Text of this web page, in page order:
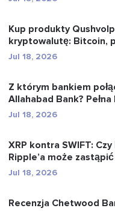
Kup produkty
kryptowalutę: Bitcoin,
Jul 18, 2026
Z którym bankiem
Allahabad Bank?
Jul 18, 2026
XRP kontra SWIFT:
Ripple’a może
Jul 18, 2026
Recenzja Chetwood